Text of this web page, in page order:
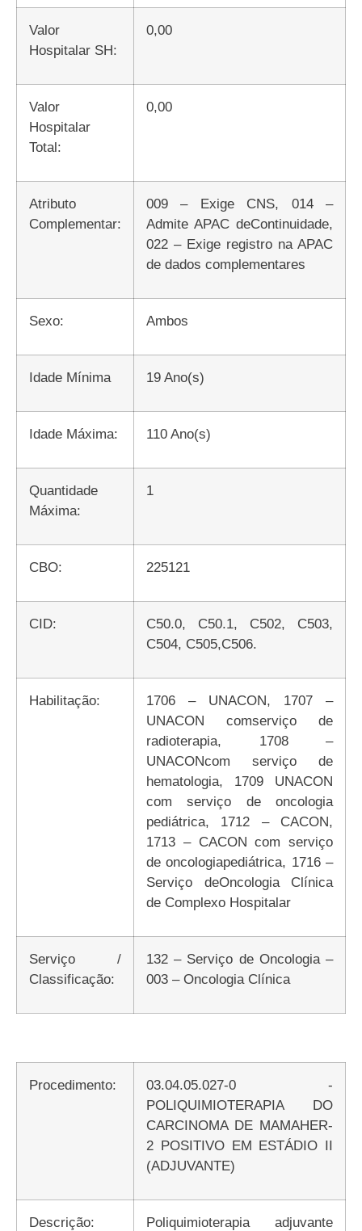
Valor
Hospitalar SH:
0,00
Valor
Hospitalar
Total:
0,00
Atributo
Complementar:
009 – Exige CNS, 014 –
Admite APAC deContinuidade,
022 – Exige registro na APAC
de dados complementares
Sexo: Ambos
Idade Mínima 19 Ano(s)
Idade Máxima: 110 Ano(s)
Quantidade
Máxima:
1
CBO: 225121
CID:
C50.0, C50.1, C502, C503,
C504, C505,C506.
Habilitação:
1706 – UNACON, 1707 –
UNACON comserviço de
radioterapia, 1708 –
UNACONcom serviço de
hematologia, 1709 UNACON
com serviço de oncologia
pediátrica, 1712 – CACON,
1713 – CACON com serviço
de oncologiapediátrica, 1716 –
Serviço deOncologia Clínica
de Complexo Hospitalar
Serviço /
Classificação:
132 – Serviço de Oncologia –
003 – Oncologia Clínica
Procedimento:
03.04.05.027-0 -
POLIQUIMIOTERAPIA DO
CARCINOMA DE MAMAHER-
2 POSITIVO EM ESTÁDIO II
(ADJUVANTE)
Descrição:
Poliquimioterapia adjuvante